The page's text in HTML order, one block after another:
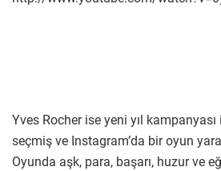
Yves Rocher ise yeni yıl
seçmiş ve Instagram’da bir oyun
Oyunda aşk, para, başarı, huzur ve